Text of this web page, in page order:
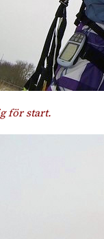
för start.